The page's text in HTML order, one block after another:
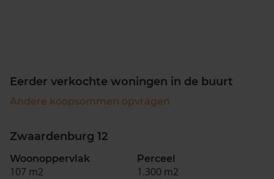
Eerder verkochte woningen in de buurt
Andere koopsommen opvragen
Zwaardenburg 12
Woonoppervlak
107 m2
Perceel
1.300 m2